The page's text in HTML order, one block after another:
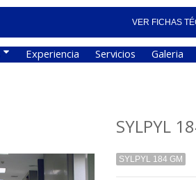
VER FICHAS
Experiencia Servicios Galeria
SYLPYL
SYLPYL 184 GM